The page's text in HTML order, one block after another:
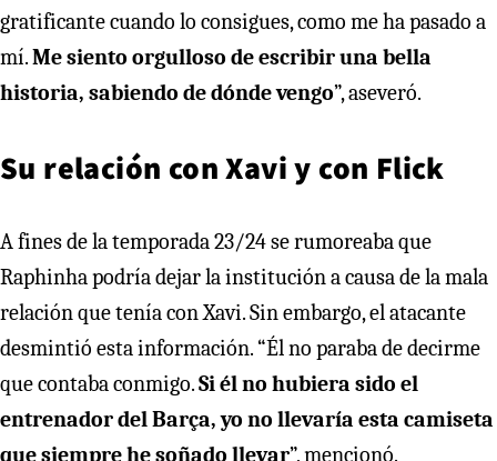
gratificante cuando lo consigues, como me ha pasado a
mí.Me siento orgulloso de escribir una bella
historia, sabiendo de dónde vengo”, aseveró.
Su relación con Xavi y con Flick
A fines de la temporada 23/24 se rumoreaba que
Raphinha podría dejar la institución a causa de la mala
relación que tenía con Xavi. Sin embargo, el atacante
desmintió esta información. “Él no paraba de decirme
que contaba conmigo.Si él no hubiera sido el
entrenador del Barça, yo no llevaría esta camiseta
que siempre he soñado llevar”, mencionó.